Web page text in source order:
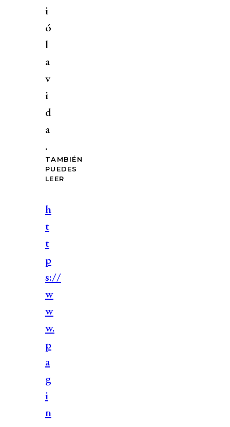
i
ó
l
a
v
i
d
a
.
TAMBIÉN
PUEDES
LEER